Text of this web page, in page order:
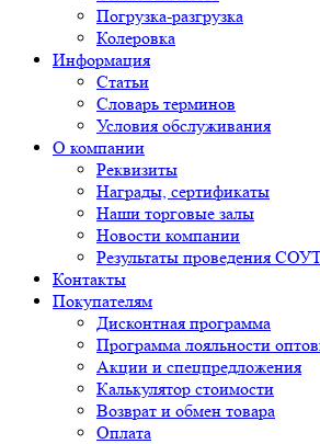
Погрузка-разгрузка
Колеровка
Информация
Статьи
Словарь терминов
Условия обслуживания
О компании
Реквизиты
Награды, сертификаты
Наши торговые залы
Новости компании
Результаты проведения
Контакты
Покупателям
Дисконтная программа
Программа лояльности
Акции и спецпредложения
Калькулятор стоимости
Возврат и обмен товара
Оплата